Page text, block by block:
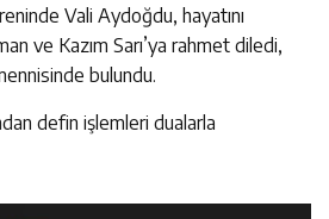
Vali Aydoğdu, hayatını
ve Kazım Sarı’ya rahmet diledi,
bulundu.
defin işlemleri dualarla